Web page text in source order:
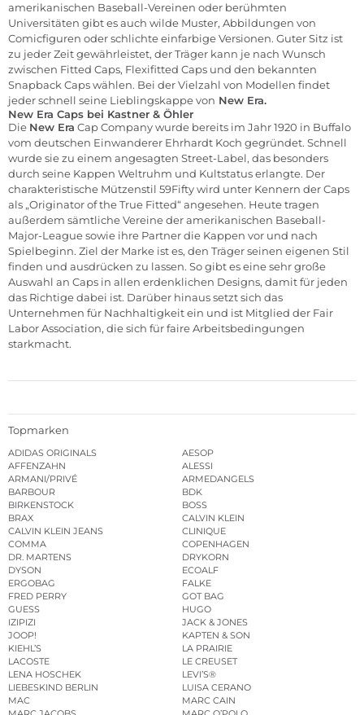
amerikanischen Baseball-Vereinen oder berühmten
Universitäten gibt es auch wilde Muster, Abbildungen von
Comicfiguren oder schlichte einfarbige Versionen. Guter Sitz ist
zu jeder Zeit gewährleistet, der Träger kann je nach Wunsch
zwischen Fitted Caps, Flexifitted Caps und den bekannten
Snapback Caps wählen. Bei der Vielzahl von Modellen findet
jeder schnell seine Lieblingskappe von New Era.
New Era Caps bei Kastner & Öhler
Die New Era Cap Company wurde bereits im Jahr 1920 in Buffalo
vom deutschen Einwanderer Ehrhardt Koch gegründet. Schnell
wurde sie zu einem angesagten Street-Label, das besonders
durch seine Kappen Weltruhm und Kultstatus erlangte. Der
charakteristische Mützenstil 59Fifty wird unter Kennern der Caps
als „Originator of the True Fitted“ angesehen. Heute tragen
außerdem sämtliche Vereine der amerikanischen Baseball-
Major-League sowie ihre Partner die Kappen vor und nach
Spielbeginn. Ziel der Marke ist es, den Träger seinen eigenen Stil
finden und ausdrücken zu lassen. So gibt es eine sehr große
Auswahl an Caps in allen erdenklichen Designs, damit für jeden
das Richtige dabei ist. Darüber hinaus setzt sich das
Unternehmen für Nachhaltigkeit ein und ist Mitglied der Fair
Labor Association, die sich für faire Arbeitsbedingungen
starkmacht.
Topmarken
ADIDAS ORIGINALS
AESOP
AFFENZAHN
ALESSI
ARMANI/PRIVÉ
ARMEDANGELS
BARBOUR
BDK
BIRKENSTOCK
BOSS
BRAX
CALVIN KLEIN
CALVIN KLEIN JEANS
CLINIQUE
COMMA
COPENHAGEN
DR. MARTENS
DRYKORN
DYSON
ECOALF
ERGOBAG
FALKE
FRED PERRY
GOT BAG
GUESS
HUGO
IZIPIZI
JACK & JONES
JOOP!
KAPTEN & SON
KIEHL’S
LA PRAIRIE
LACOSTE
LE CREUSET
LENA HOSCHEK
LEVI’S®
LIEBESKIND BERLIN
LUISA CERANO
MAC
MARC CAIN